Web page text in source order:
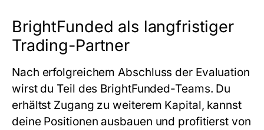
BrightFunded als langfristiger
Trading-Partner
Nach erfolgreichem Abschluss der Evaluation
wirst du Teil des BrightFunded-Teams. Du
erhältst Zugang zu weiterem Kapital, kannst
deine Positionen ausbauen und profitierst von